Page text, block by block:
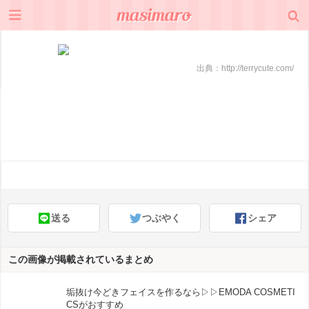
出典： http://terrycute.com/
送る つぶやく シェア
この画像が掲載されているまとめ
垢抜け今どきフェイスを作るなら▷▷EMODA COSMETI
CSがおすすめ